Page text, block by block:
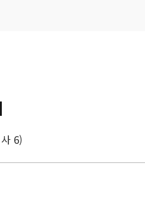
6)